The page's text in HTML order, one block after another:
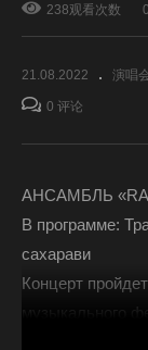
“宇宙唯一
238观看次数
21.08.2022 演唱
0 评论
АНСАМБЛЬ
В программе:
сахарави
Концерт
музыкального